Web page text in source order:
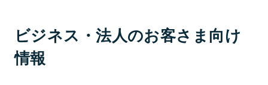
ビジネス・法人のお客さま向け
情報